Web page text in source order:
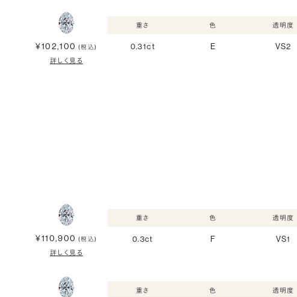
¥102,100 (税込)
詳しく見る
重さ
0.31ct
色
E
透明度
VS2
¥110,900 (税込)
詳しく見る
重さ
0.3ct
色
F
透明度
VS1
重さ 色 透明度